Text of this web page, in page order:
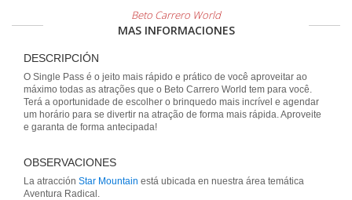
Beto Carrero World
MAS INFORMACIONES
DESCRIPCIÓN
O Single Pass é o jeito mais rápido e prático de você aproveitar ao
máximo todas as atrações que o Beto Carrero World tem para você.
Terá a oportunidade de escolher o brinquedo mais incrível e agendar
um horário para se divertir na atração de forma mais rápida. Aproveite
e garanta de forma antecipada!
OBSERVACIONES
La atracción Star Mountain está ubicada en nuestra área temática
Aventura Radical.